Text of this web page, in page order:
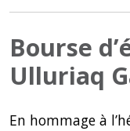
Bourse
Ulluriaq
En hommage à